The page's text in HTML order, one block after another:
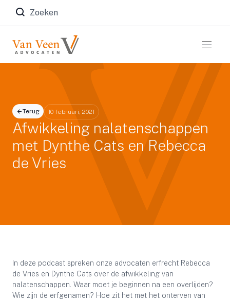
Zoeken naar:
Terug 10 februari, 2021
Afwikkeling nalatenschappen
met Dynthe Cats en Rebecca
de Vries
In deze podcast spreken onze advocaten erfrecht Rebecca
de Vries en Dynthe Cats over de afwikkeling van
nalatenschappen. Waar moet je beginnen na een overlijden?
Wie zijn de erfgenamen? Hoe zit het met het onterven van